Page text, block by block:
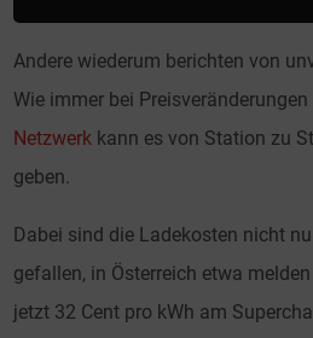
Andere wiederum berichten von
Wie immer bei Preisveränderungen
Netzwerk kann es von Station zu
geben.
Dabei sind die Ladekosten nicht
gefallen, in Österreich etwa
jetzt 32 Cent pro kWh am